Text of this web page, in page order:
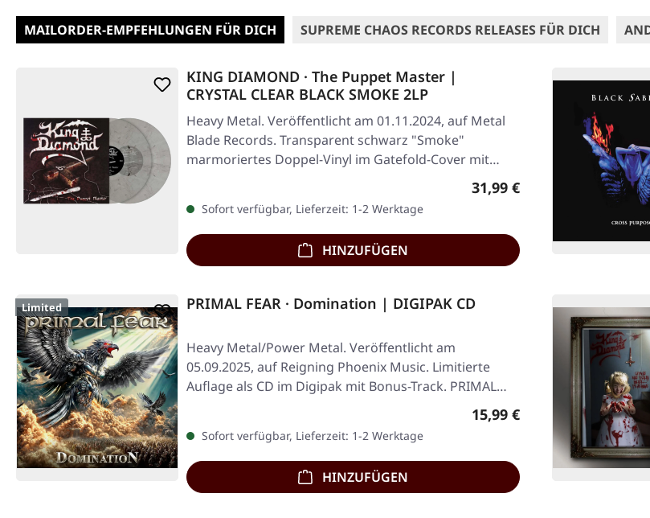
MAILORDER-EMPFEHLUNGEN FÜR DICH SUPREME CHAOS RECORDS RELEASES FÜR DICH
KING DIAMOND · The Puppet Master |
CRYSTAL CLEAR BLACK SMOKE 2LP
Heavy Metal. Veröffentlicht am 01.11.2024, auf Metal
Blade Records. Transparent schwarz "Smoke"
marmoriertes Doppel-Vinyl im Gatefold-Cover mit…
Regulärer Preis:
31,99 €
Sofort verfügbar, Lieferzeit: 1-2 Werktage
HINZUFÜGEN
Limited PRIMAL FEAR · Domination | DIGIPAK CD
Heavy Metal/Power Metal. Veröffentlicht am
05.09.2025, auf Reigning Phoenix Music. Limitierte
Auflage als CD im Digipak mit Bonus-Track. PRIMAL
Regulärer Preis:
15,99 €
Sofort verfügbar, Lieferzeit: 1-2 Werktage
HINZUFÜGEN